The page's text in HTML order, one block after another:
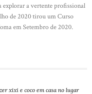
a vertente profissional
de 2020 tirou um Curso
em Setembro de 2020.
xixi e coco em casa no lugar